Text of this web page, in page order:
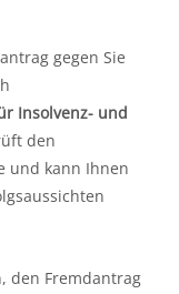
gegen Sie
Insolvenz- und
den
und kann Ihnen
den Fremdantrag